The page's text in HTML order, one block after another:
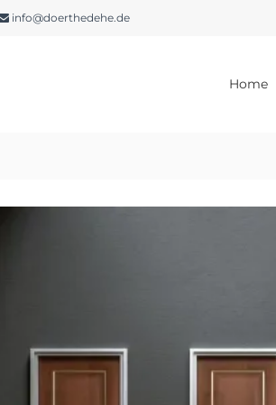
info@doerthedehe.de
Home